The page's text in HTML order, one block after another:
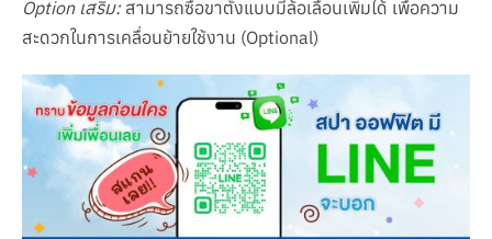
Option เสริม:สามารถซื้อขาตั้งแบบมีล้อเลื่อนเพิ่มได้ เพื่อความ
สะดวกในการเคลื่อนย้ายใช้งาน (Optional)